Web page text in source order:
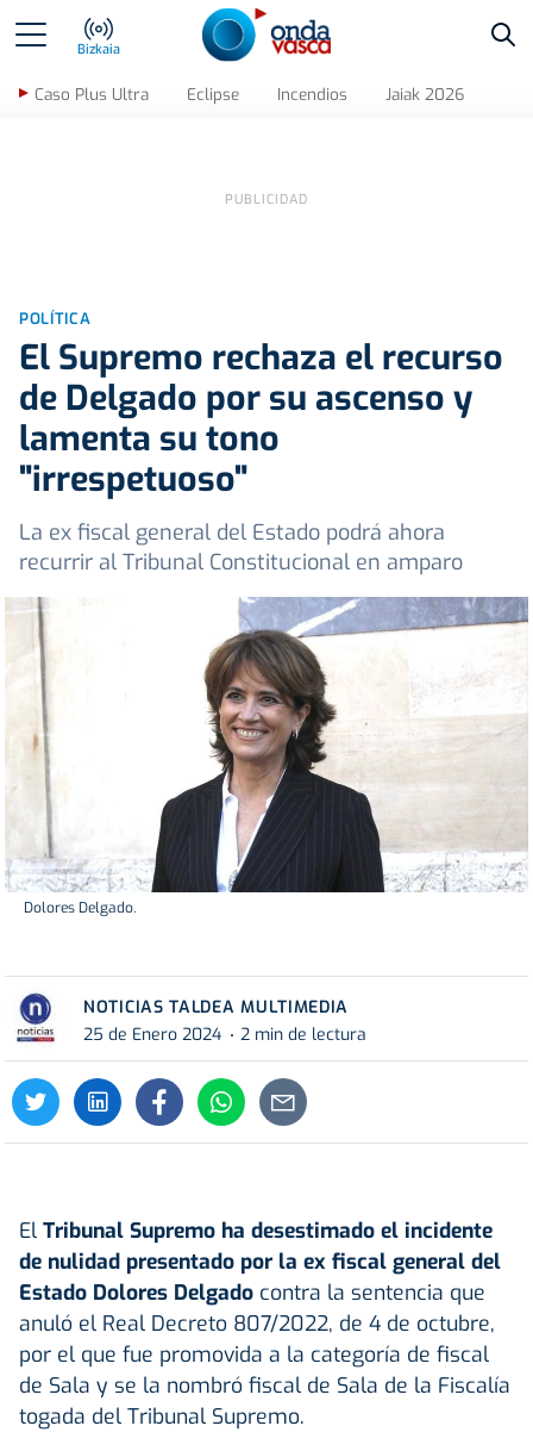
Bizkaia
Caso Plus Ultra Eclipse Incendios Jaiak 2026
POLÍTICA
El Supremo rechaza el recurso
de Delgado por su ascenso y
lamenta su tono
"irrespetuoso"
La ex fiscal general del Estado podrá ahora
recurrir al Tribunal Constitucional en amparo
Dolores Delgado.
NOTICIAS TALDEA MULTIMEDIA
25 de Enero 2024
2 min de lectura
El Tribunal Supremo ha desestimado el incidente
de nulidad presentado por la ex fiscal general del
Estado Dolores Delgado contra la sentencia que
anuló el Real Decreto 807/2022, de 4 de octubre,
por el que fue promovida a la categoría de fiscal
de Sala y se la nombró fiscal de Sala de la Fiscalía
togada del Tribunal Supremo.